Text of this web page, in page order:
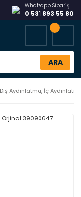
Whatsapp Sipariş
0 531 893 55 80
ARA
Dış Aydınlatma, İç